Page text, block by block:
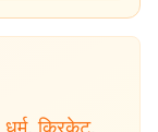
धर्म, क्रिकेट,